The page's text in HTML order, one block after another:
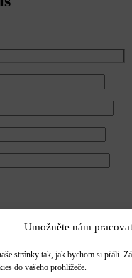
Umožněte nám
stránky tak, jak bychom si přáli.
do vašeho prohlížeče.